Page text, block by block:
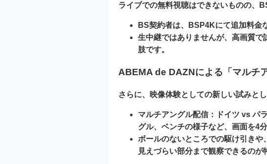
ライブでの無料視聴はできないものの、
BS契約者は、BSP4Kにて追加料金
生中継ではありませんが、高画質
肢です。
ABEMA de DAZNによる「マルチ
さらに、映像体験としての新しい試みとし
マルチアングル配信：
ドイツ vs パ
グル、ベンチの様子など、画面を4
ボールのないところでの駆け引き
見えづらい部分まで観察できるのが